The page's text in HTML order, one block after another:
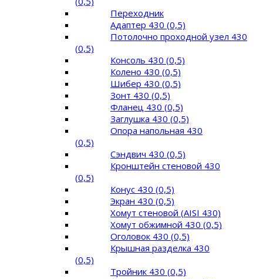
Переходник
Адаптер 430 (0,5)
Потолочно проходной узел 430
(0,5)
Консоль 430 (0,5)
Колено 430 (0,5)
Шибер 430 (0,5)
Зонт 430 (0,5)
Фланец 430 (0,5)
Заглушка 430 (0,5)
Опора напольная 430
(0,5)
Сэндвич 430 (0,5)
Кронштейн стеновой 430
(0,5)
Конус 430 (0,5)
Экран 430 (0,5)
Хомут стеновой (AISI 430)
Хомут обжимной 430 (0,5)
Оголовок 430 (0,5)
Крышная разделка 430
(0,5)
Тройник 430 (0,5)